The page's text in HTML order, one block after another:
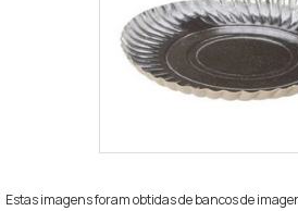
Estas imagens foram obtidas de bancos de